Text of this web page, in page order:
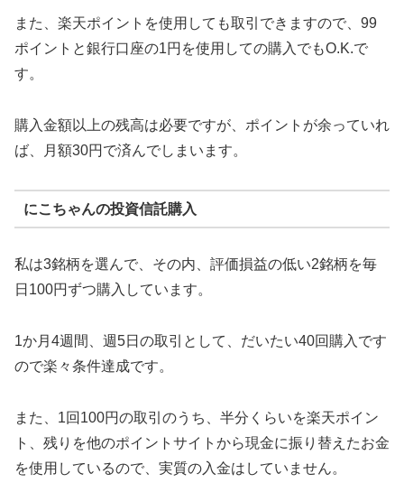
また、楽天ポイントを使用しても取引できますので、99
ポイントと銀行口座の1円を使用しての購入でもO.K.で
す。
購入金額以上の残高は必要ですが、ポイントが余っていれ
ば、月額30円で済んでしまいます。
にこちゃんの投資信託購入
私は3銘柄を選んで、その内、評価損益の低い2銘柄を毎
日100円ずつ購入しています。
1か月4週間、週5日の取引として、だいたい40回購入です
ので楽々条件達成です。
また、1回100円の取引のうち、半分くらいを楽天ポイン
ト、残りを他のポイントサイトから現金に振り替えたお金
を使用しているので、実質の入金はしていません。